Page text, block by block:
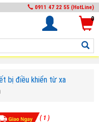
0911 47 22 55 (HotLine)
0
bị điều khiển từ xa
( 1 )